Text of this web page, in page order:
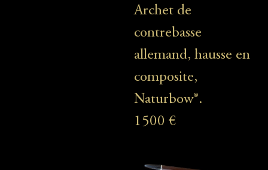
Archet de
contrebasse
allemand, hausse en
composite,
Naturbow®.
1500 €